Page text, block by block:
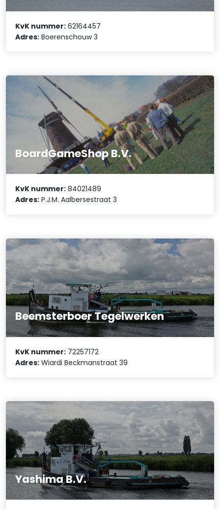
KvK nummer: 62164457
Adres: Boerenschouw 3
BoardGameShop B.V.
KvK nummer: 84021489
Adres: P.J.M. Aalbersestraat 3
Beemsterboer Tegelwerken
KvK nummer: 72257172
Adres: Wiardi Beckmanstraat 39
Yashima B.V.